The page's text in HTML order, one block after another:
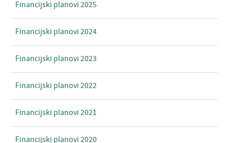
Financijski planovi 2025
Financijski planovi 2024
Financijski planovi 2023
Financijski planovi 2022
Financijski planovi 2021
Financijski planovi 2020